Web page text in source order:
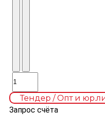
Тендер / Опт и
Запрос счёта